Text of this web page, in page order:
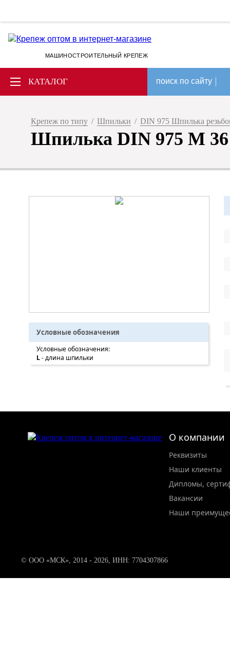
МАШИНОСТРОИТЕЛЬНЫЙ КРЕПЕЖ
КАТАЛОГ поиск по сайту
Крепеж по типу / Шпильки / DIN 975 Шпилька
Шпилька DIN 975 М 36
Условные обозначения
Условные обозначения:
L- длина шпильки
О компании
Реквизиты
Наши клиенты
Дипломы,
Вакансии
Наши
© ООО «МСК», 2014 - 2026, ИНН: 7704307866